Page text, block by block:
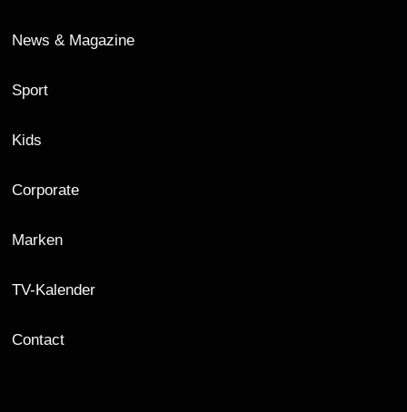
News & Magazine
Sport
Kids
Corporate
Marken
TV-Kalender
Contact